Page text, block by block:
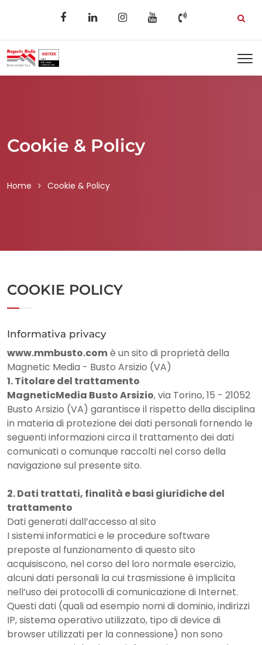
Cookie & Policy
Home Cookie & Policy
COOKIE POLICY
Informativa privacy
www.mmbusto.comè un sito di proprietà della
Magnetic Media - Busto Arsizio (VA)
1. Titolare del trattamento
MagneticMedia Busto Arsizio, via Torino, 15 - 21052
Busto Arsizio (VA) garantisce il rispetto della disciplina
in materia di protezione dei dati personali fornendo le
seguenti informazioni circa il trattamento dei dati
comunicati o comunque raccolti nel corso della
navigazione sul presente sito.
2. Dati trattati, finalità e basi giuridiche del
trattamento
Dati generati dall’accesso al sito
I sistemi informatici e le procedure software
preposte al funzionamento di questo sito
acquisiscono, nel corso del loro normale esercizio,
alcuni dati personali la cui trasmissione è implicita
nell’uso dei protocolli di comunicazione di Internet.
Questi dati (quali ad esempio nomi di dominio, indirizzi
IP, sistema operativo utilizzato, tipo di device di
browser utilizzati per la connessione) non sono